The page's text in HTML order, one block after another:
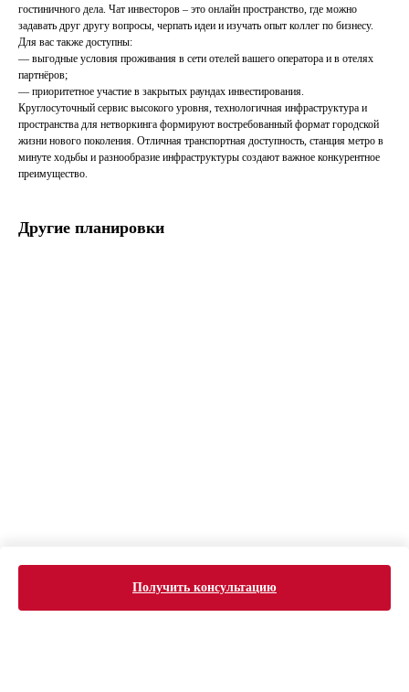
Получить консультацию
гостиничного дела. Чат инвесторов – это онлайн пространство, где можно
задавать друг другу вопросы, черпать идеи и изучать опыт коллег по бизнесу.
Для вас также доступны:
— выгодные условия проживания в сети отелей вашего оператора и в отелях
партнёров;
— приоритетное участие в закрытых раундах инвестирования.
Круглосуточный сервис высокого уровня, технологичная инфраструктура и
пространства для нетворкинга формируют востребованный формат городской
жизни нового поколения. Отличная транспортная доступность, станция метро в
минуте ходьбы и разнообразие инфраструктуры создают важное конкурентное
преимущество.
Другие планировки